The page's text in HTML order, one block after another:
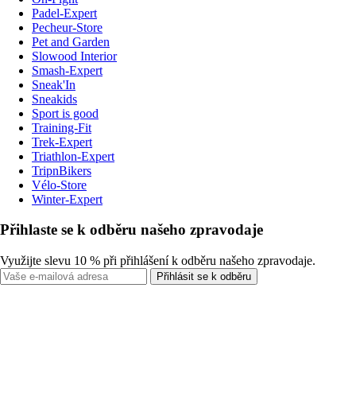
Padel-Expert
Pecheur-Store
Pet and Garden
Slowood Interior
Smash-Expert
Sneak'In
Sneakids
Sport is good
Training-Fit
Trek-Expert
Triathlon-Expert
TripnBikers
Vélo-Store
Winter-Expert
Přihlaste se k odběru našeho zpravodaje
Využijte slevu 10 % při přihlášení k odběru našeho zpravodaje.
Přihlásit se k odběru